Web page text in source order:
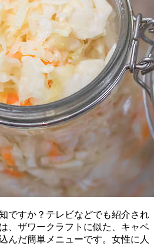
ですか？テレビなどでも紹介され
、ザワークラフトに似た、キャベ
んだ簡単メニューです。女性に人